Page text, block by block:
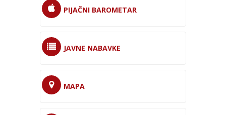
PIJAČNI BAROMETAR
JAVNE NABAVKE
MAPA